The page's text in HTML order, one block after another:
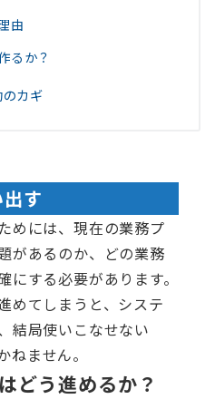
由
るか？
カギ
す
めには、現在の業務プ
があるのか、どの業務
する必要があります。
めてしまうと、システ
結局使いこなせない
ません。
どう進めるか？